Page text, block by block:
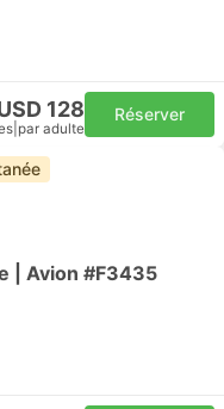
128
par adulte
Réserver
| Avion #F3435